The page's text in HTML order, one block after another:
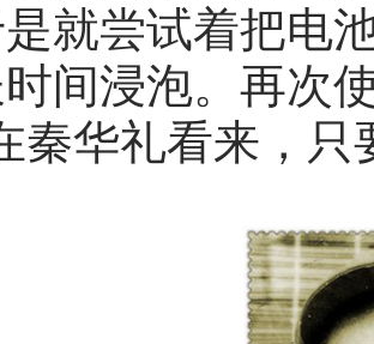
就尝试着把电
间浸泡。再次
秦华礼看来，